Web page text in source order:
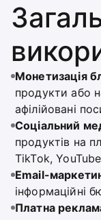
Монетизація
продукти або
афілійовані
Соціальний
продуктів на
TikTok,
Email-
інформаційні
Платна